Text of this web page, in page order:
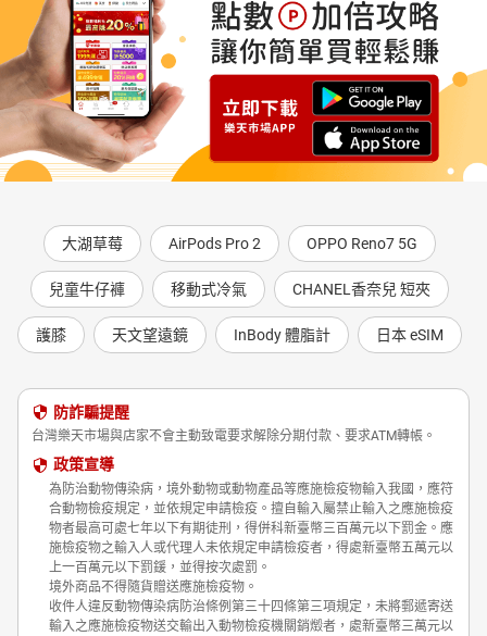
大湖草莓 AirPods Pro 2 OPPO Reno7 5G
兒童牛仔褲 移動式冷氣 CHANEL香奈兒 短夾
護膝 天文望遠鏡 InBody 體脂計 日本 eSIM
防詐騙提醒
台灣樂天市場與店家不會主動致電要求解除分期付款、要求ATM轉帳。
政策宣導
為防治動物傳染病，境外動物或動物產品等應施檢疫物輸入我國，應符
合動物檢疫規定，並依規定申請檢疫。擅自輸入屬禁止輸入之應施檢疫
物者最高可處七年以下有期徒刑，得併科新臺幣三百萬元以下罰金。應
施檢疫物之輸入人或代理人未依規定申請檢疫者，得處新臺幣五萬元以
上一百萬元以下罰鍰，並得按次處罰。
境外商品不得隨貨贈送應施檢疫物。
收件人違反動物傳染病防治條例第三十四條第三項規定，未將郵遞寄送
輸入之應施檢疫物送交輸出入動物檢疫機關銷燬者，處新臺幣三萬元以